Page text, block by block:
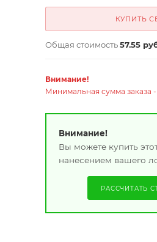
КУПИТЬ
Общая стоимость57.55
Внимание!
Минимальная сумма заказа -
Внимание!
Вы можете купить
нанесением вашего
РАССЧИТАТЬ